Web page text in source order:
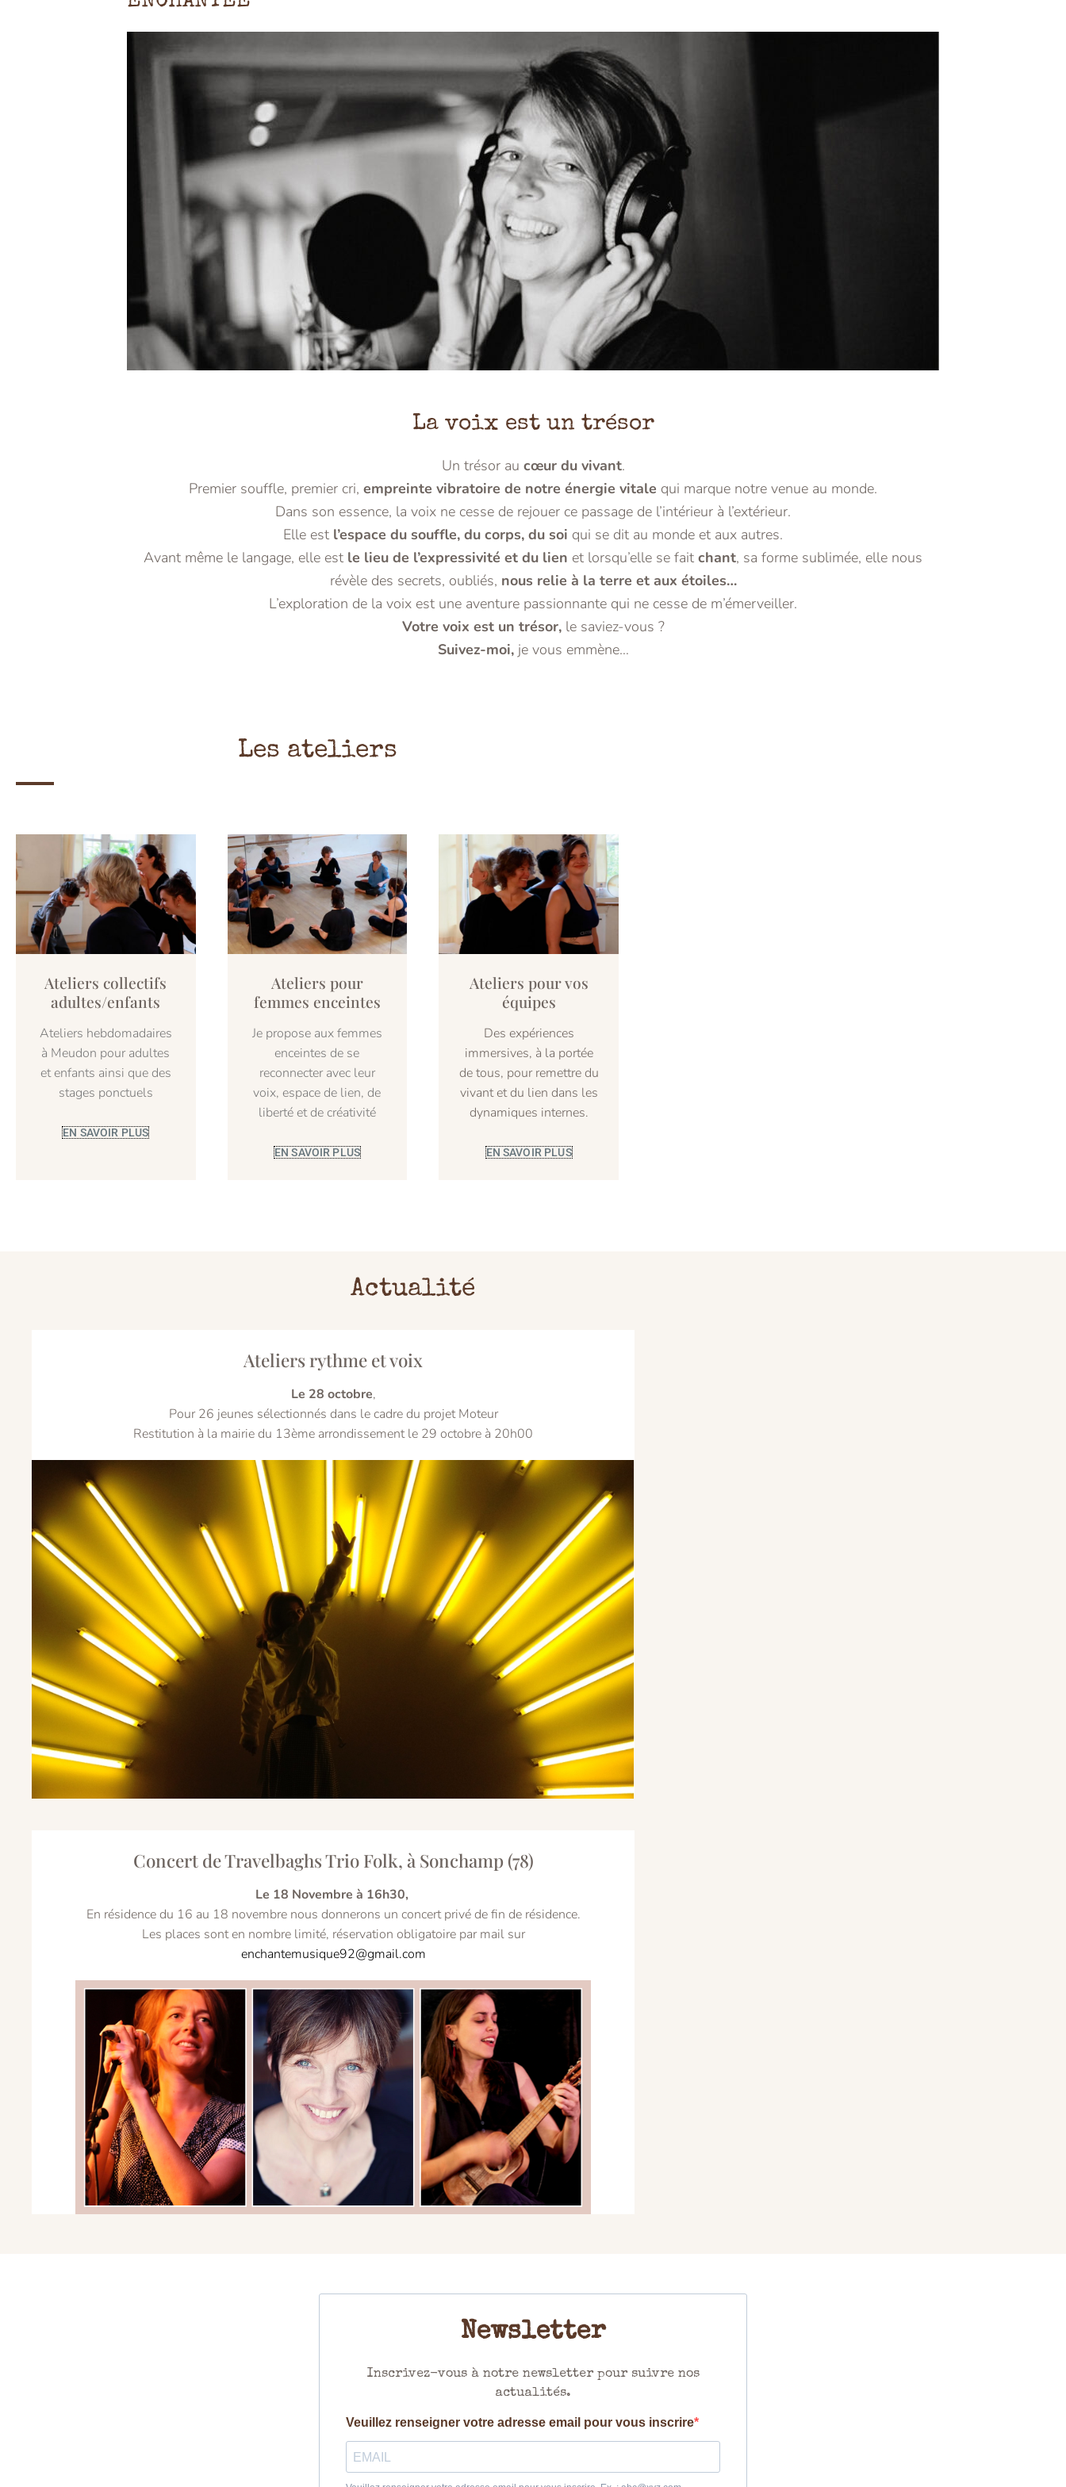
La voix est un trésor
Un trésor au cœur du vivant.
Premier souffle, premier cri, empreinte vibratoire de notre énergie vitale qui marque notre venue au monde.
Dans son essence, la voix ne cesse de rejouer ce passage de l’intérieur à l’extérieur.
Elle est l’espace du souffle, du corps, du soi qui se dit au monde et aux autres.
Avant même le langage, elle est le lieu de l’expressivité et du lien et lorsqu’elle se fait chant, sa forme sublimée, elle nous
révèle des secrets, oubliés, nous relie à la terre et aux étoiles…
L’exploration de la voix est une aventure passionnante qui ne cesse de m’émerveiller.
Votre voix est un trésor,le saviez-vous ?
Suivez-moi, je vous emmène…
Les ateliers
Ateliers collectifs
adultes/enfants
Ateliers hebdomadaires
à Meudon pour adultes
et enfants ainsi que des
stages ponctuels
EN SAVOIR PLUS
Ateliers pour
femmes enceintes
Je propose aux femmes
enceintes de se
reconnecter avec leur
voix, espace de lien, de
liberté et de créativité
EN SAVOIR PLUS
Ateliers pour vos
équipes
Des expériences
immersives, à la portée
de tous, pour remettre du
vivant et du lien dans les
dynamiques internes.
EN SAVOIR PLUS
Actualité
Ateliers rythme et voix
Le 28 octobre,
Pour 26 jeunes sélectionnés dans le cadre du projet Moteur
Restitution à la mairie du 13ème arrondissement le 29 octobre à 20h00
Concert de Travelbaghs Trio Folk, à Sonchamp (78)
Le 18 Novembre à 16h30,
En résidence du 16 au 18 novembre nous donnerons un concert privé de fin de résidence.
Les places sont en nombre limité, réservation obligatoire par mail sur
enchantemusique92@gmail.com